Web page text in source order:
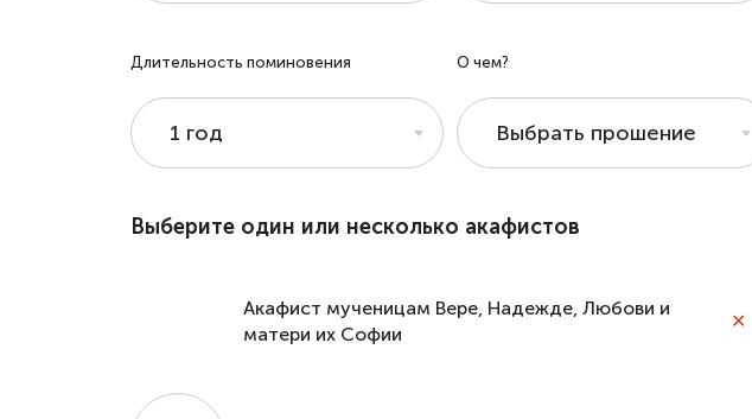
Длительность поминовения
1 год
О чем?
Выбрать прошение
Выберите один или несколько акафистов
Акафист мученицам Вере, Надежде, Любови и
матери их Софии
✕